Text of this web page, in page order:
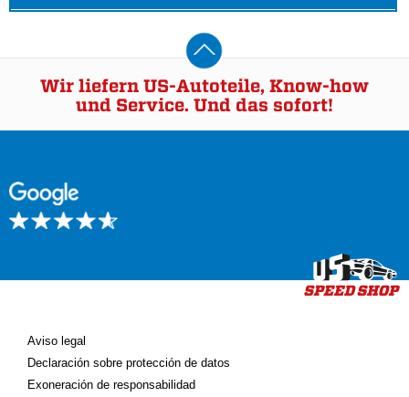
Wir liefern US-Autoteile, Know-how
und Service. Und das sofort!
Aviso legal
Declaración sobre protección de datos
Exoneración de responsabilidad